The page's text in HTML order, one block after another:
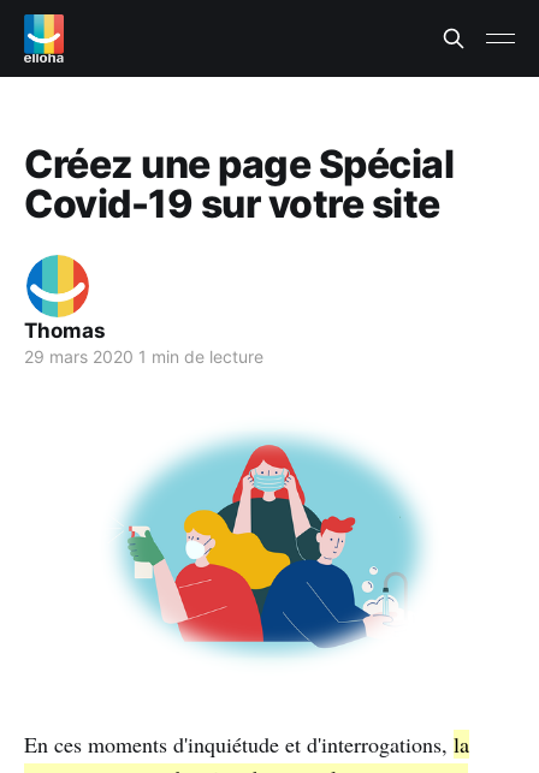
Créez une page Spécial
Covid-19 sur votre site
Thomas
29 mars 2020 1 min de lecture
En ces moments d'inquiétude et d'interrogations, la